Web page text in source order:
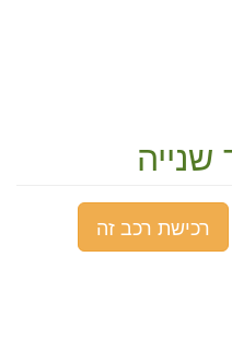
שנייה
רכישת רכב זה